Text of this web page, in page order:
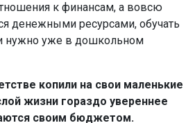
к финансам, а вовсю
денежными ресурсами, обучать
нужно уже в дошкольном
копили на свои маленькие
жизни гораздо увереннее
своим бюджетом.